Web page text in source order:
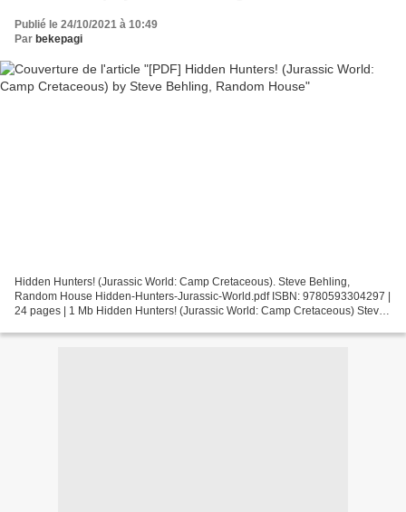
Publié le 24/10/2021 à 10:49
Par bekepagi
Hidden Hunters! (Jurassic World: Camp Cretaceous). Steve Behling,
Random House Hidden-Hunters-Jurassic-World.pdf ISBN: 9780593304297 |
24 pages | 1 Mb Hidden Hunters! (Jurassic World: Camp Cretaceous) Steve